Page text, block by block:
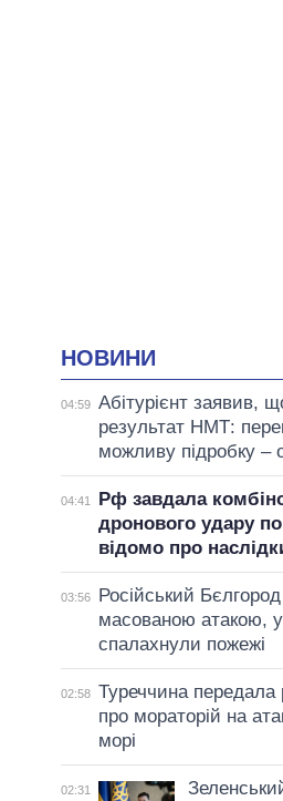
НОВИНИ
04:59 Абітурієнт заявив,
результат НМТ:
можливу підробку –
04:41
Рф завдала
дронового удару
відомо про
03:56
Російський
масованою атакою, у
спалахнули пожежі
02:58 Туреччина
про мораторій на
морі
02:31